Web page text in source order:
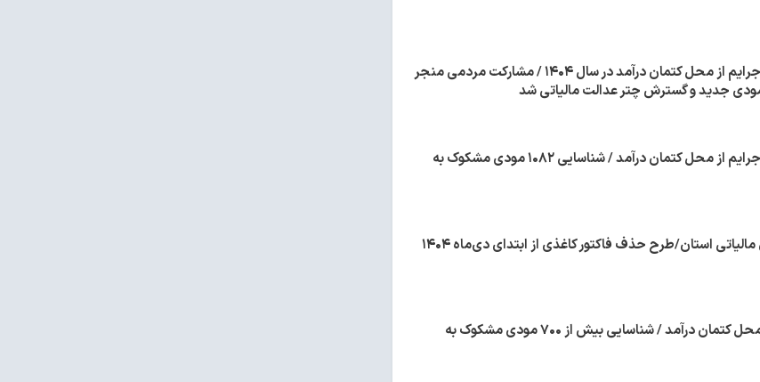
وصول ۳۸ همت مالیات و جرایم از محل کتمان درآمد در سال ۱۴۰۴ / مشارکت مردمی منجر
وصول ۳۵ همت مالیات و جرایم از محل کتمان درآمد / شناسایی ۱۰۸۲ مودی مشکوک به
وصول بیش از ۱۲ همت از محل کتمان درآمد / شناسایی بیش از ۷۰۰ مودی مشکوک به